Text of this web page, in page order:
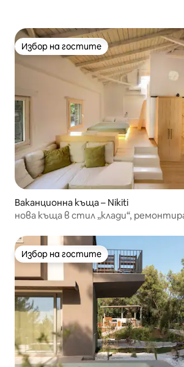
Избор на гостите
Избор на гостите
Ваканционна къща – Nikiti
нова къща в стил „клади“,
Избор на гостите
Избор на гостите